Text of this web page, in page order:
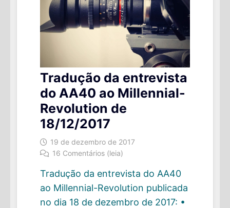
Tradução da entrevista
do AA40 ao Millennial-
Revolution de
18/12/2017
19 de dezembro de 2017
16 Comentários (leia)
Tradução da entrevista do AA40
ao Millennial-Revolution publicada
no dia 18 de dezembro de 2017: •